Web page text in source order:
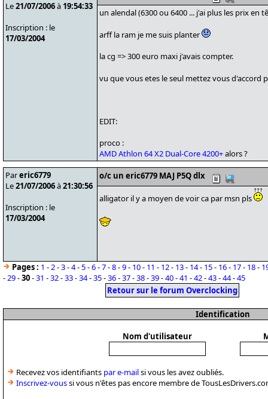
Le21/07/2006à 19:54:33
Inscription : le
17/03/2004
un alendal (6300 ou 6400 ... j'ai plus les prix en
arff la ram je me suis planter
la cg => 300 euro maxi j'avais compter.
vu que vous etes le seul mettez vous
EDIT:
proco :
AMD Athlon 64 X2 Dual-Core 4200+alors ?
Pareric6779
Le21/07/2006à21:30:56
Inscription : le
17/03/2004
o/c un eric6779 MAJ P5Q dlx
alligator il y a moyen de voir ca par msn pls
Pages : 1 -2-3-4-5-6-7-8-9- 10- 11 - 12- 13- 14- 15- 16- 17- 18-
-29-30-31 -32-33-34-35-36-37-38-39-40-41 -42-43-44-45
Retour sur le forum Overclocking
Identification
Nom d'utilisateur
Recevez vos identifiants par e-mailsi vous les avez oubliés.
Inscrivez-voussi vous n'êtes pas encore membre de